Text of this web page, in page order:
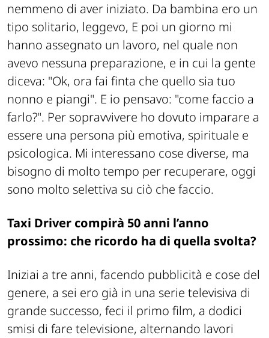
nemmeno di aver iniziato. Da bambina ero un
tipo solitario, leggevo, E poi un giorno mi
hanno assegnato un lavoro, nel quale non
avevo nessuna preparazione, e in cui la gente
diceva: "Ok, ora fai finta che quello sia tuo
nonno e piangi". E io pensavo: "come faccio a
farlo?". Per sopravvivere ho dovuto imparare a
essere una persona più emotiva, spirituale e
psicologica. Mi interessano cose diverse, ma
bisogno di molto tempo per recuperare, oggi
sono molto selettiva su ciò che faccio.
Taxi Driver compirà 50 anni l’anno
prossimo: che ricordo ha di quella svolta?
Iniziai a tre anni, facendo pubblicità e cose del
genere, a sei ero già in una serie televisiva di
grande successo, feci il primo film, a dodici
smisi di fare televisione, alternando lavori